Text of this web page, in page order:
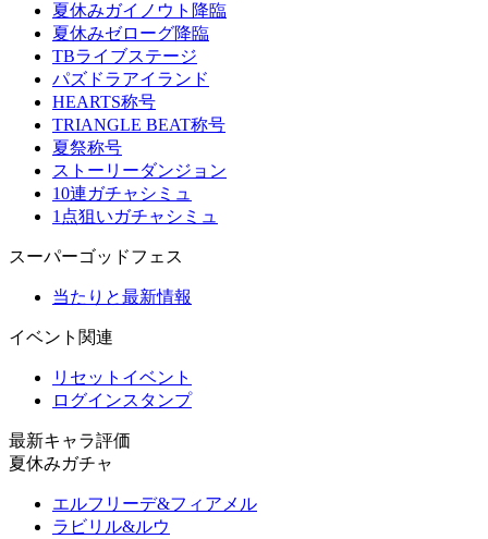
夏休みガイノウト降臨
夏休みゼローグ降臨
TBライブステージ
パズドラアイランド
HEARTS称号
TRIANGLE BEAT称号
夏祭称号
ストーリーダンジョン
10連ガチャシミュ
1点狙いガチャシミュ
スーパーゴッドフェス
当たりと最新情報
イベント関連
リセットイベント
ログインスタンプ
最新キャラ評価
夏休みガチャ
エルフリーデ&フィアメル
ラビリル&ルウ